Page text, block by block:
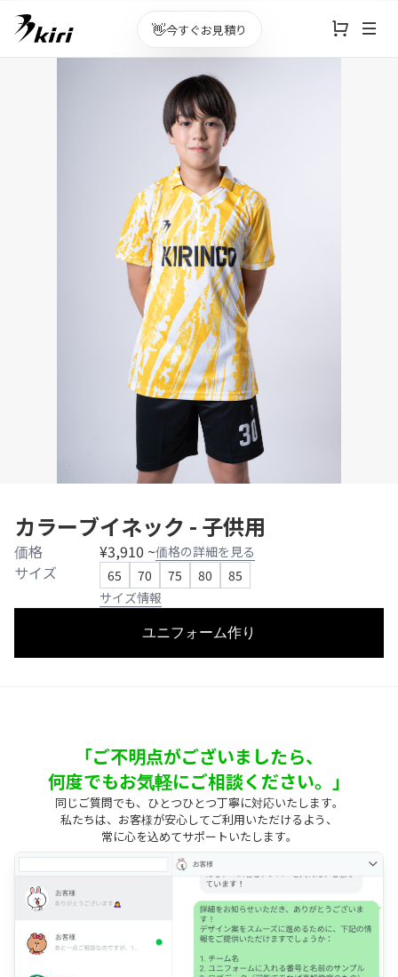
👋今すぐお見積り
カラーブイネック - 子供用
価格 ¥3,910 ~価格の詳細を見る
サイズ 65 70 75 80
85
サイズ情報
ユニフォーム作り
「ご不明点がございましたら、
何度でもお気軽にご相談ください。」
同じご質問でも、ひとつひとつ丁寧に対応いたします。
私たちは、お客様が安心してご利用いただけるよう、
常に心を込めてサポートいたします。